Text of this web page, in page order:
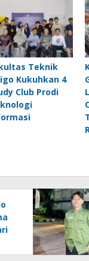
Teknik
Kukuhkan 4
Club Prodi